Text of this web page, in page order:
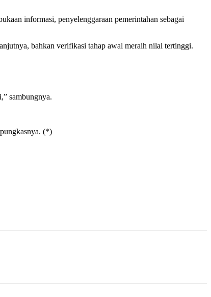
informasi, penyelenggaraan pemerintahan sebagai
bahkan verifikasi tahap awal meraih nilai tertinggi.
sambungnya.
(*)